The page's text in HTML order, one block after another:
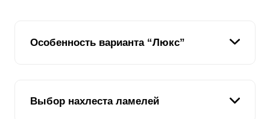
Особенность варианта “Люкс”
Все заборы жалюзи представляют собой особую
конструкцию, похожую на закрытые жалюзи. Данный
Выбор нахлеста ламелей